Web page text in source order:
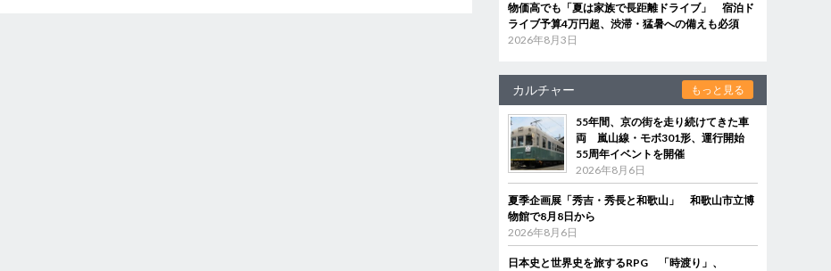
物価高でも「夏は家族で長距離ドライブ」 宿泊ド
ライブ予算4万円超、渋滞・猛暑への備えも必須
2026年8月3日
カルチャー もっと見る
55年間、京の街を走り続けてきた車
両 嵐山線・モボ301形、運行開始
55周年イベントを開催
2026年8月6日
夏季企画展「秀吉・秀長と和歌山」 和歌山市立博
物館で8月8日から
2026年8月6日
日本史と世界史を旅するRPG 「時渡り」、